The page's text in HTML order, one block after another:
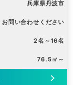
兵庫県丹波市
お問い合わせください
2名～16名
76.5㎡～